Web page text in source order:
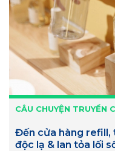
CÂU CHUYỆN TRUYỀN
Đến cửa hàng refill,
độc lạ & lan tỏa lối